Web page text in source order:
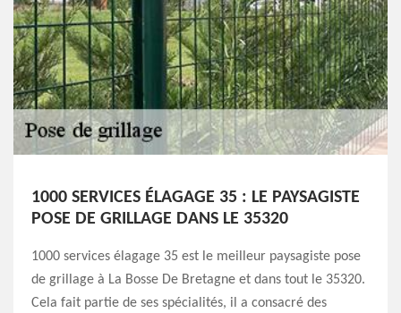
1000 SERVICES ÉLAGAGE 35 : LE PAYSAGISTE
POSE DE GRILLAGE DANS LE 35320
1000 services élagage 35 est le meilleur paysagiste pose
de grillage à La Bosse De Bretagne et dans tout le 35320.
Cela fait partie de ses spécialités, il a consacré des